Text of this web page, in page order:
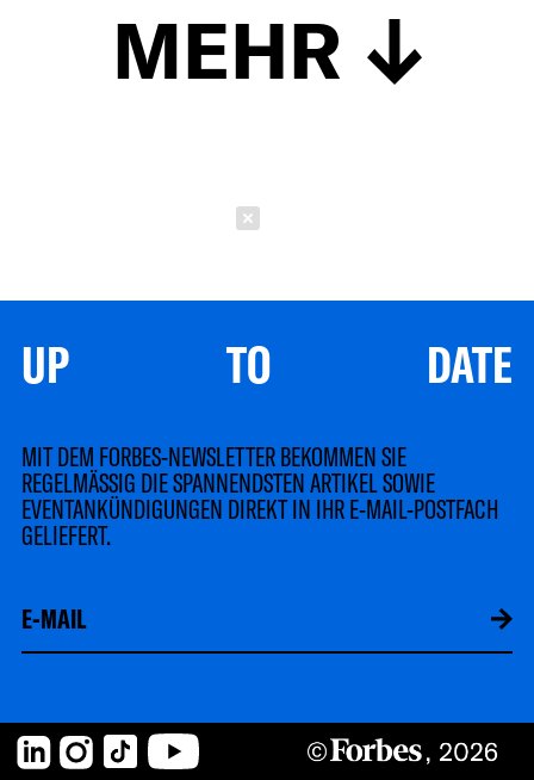
MEHR
UP TO DATE
MIT DEM FORBES-NEWSLETTER BEKOMMEN SIE
REGELMÄSSIG DIE SPANNENDSTEN ARTIKEL SOWIE
EVENTANKÜNDIGUNGEN DIREKT IN IHR E-MAIL-POSTFACH
GELIEFERT.
LinkedInInstagram
TikTok